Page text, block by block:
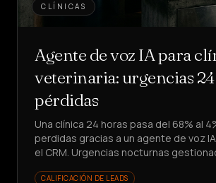
CLÍNICAS
Agente de voz IA para
veterinaria: urgencias
pérdidas
Una clínica 24 horas pasa del 68% al
perdidas gracias a un agente de voz
el CRM. Urgencias nocturnas
CALIFICACIÓN DE LEADS